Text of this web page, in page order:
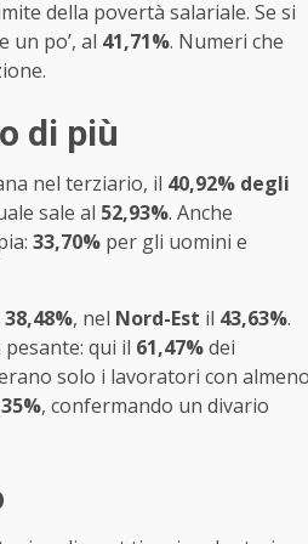
della povertà salariale. Se si
un po’, al 41,71%. Numeri che
di più
nel terziario, il 40,92% degli
sale al 52,93%. Anche
33,70% per gli uomini e
38,48%, nel Nord-Est il 43,63%.
qui il 61,47%dei
solo i lavoratori con
, confermando un divario